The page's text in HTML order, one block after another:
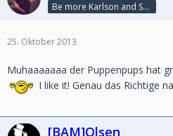
Be more Karlson and Susi ♥
25. Oktober 2013
Muhaaaaaaa der Puppenpups hat
I like it! Genau das Richtige
[BAM]Olsen